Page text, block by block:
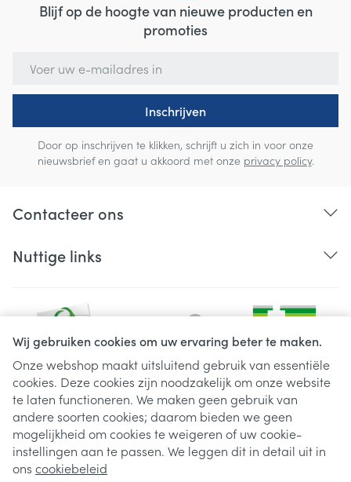
Wij gebruiken cookies om uw ervaring beter te maken.
Onze webshop maakt uitsluitend gebruik van essentiële
cookies. Deze cookies zijn noodzakelijk om onze website
te laten functioneren. We maken geen gebruik van
andere soorten cookies; daarom bieden we geen
mogelijkheid om cookies te weigeren of uw cookie-
instellingen aan te passen. We leggen dit in detail uit in
ons cookiebeleid
Blijf op de hoogte van nieuwe producten en
promoties
Inschrijven
Door op inschrijven te klikken, schrijft u zich in voor onze
nieuwsbrief en gaat u akkoord met onze privacy policy.
Contacteer ons
Nuttige links
Juridische links